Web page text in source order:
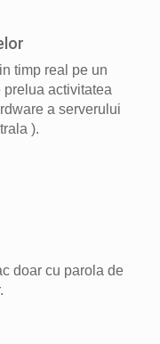
timp real pe un
prelua activitatea
a serverului
).
doar cu parola de